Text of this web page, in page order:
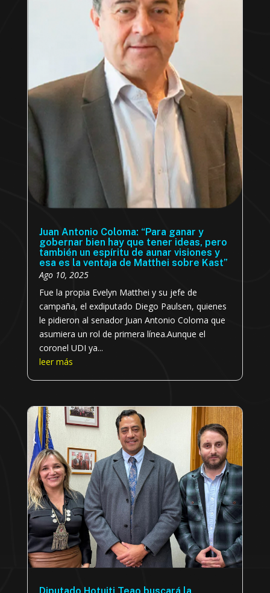
Juan Antonio Coloma: “Para ganar y
gobernar bien hay que tener ideas, pero
también un espíritu de aunar visiones y
esa es la ventaja de Matthei sobre Kast”
Ago 10, 2025
Fue la propia Evelyn Matthei y su jefe de
campaña, el exdiputado Diego Paulsen, quienes
le pidieron al senador Juan Antonio Coloma que
asumiera un rol de primera línea.Aunque el
coronel UDI ya...
leer más